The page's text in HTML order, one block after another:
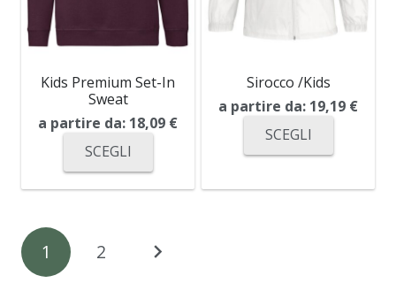
Kids Premium Set-In
Sweat
a partire da: 18,09 €
SCEGLI
Sirocco /Kids
a partire da: 19,19 €
SCEGLI
Navigazione
articoli
1 2